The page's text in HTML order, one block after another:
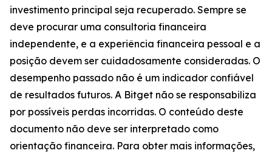
investimento principal seja recuperado. Sempre se
deve procurar uma consultoria financeira
independente, e a experiência financeira pessoal e a
posição devem ser cuidadosamente consideradas. O
desempenho passado não é um indicador confiável
de resultados futuros. A Bitget não se responsabiliza
por possíveis perdas incorridas. O conteúdo deste
documento não deve ser interpretado como
orientação financeira. Para obter mais informações,